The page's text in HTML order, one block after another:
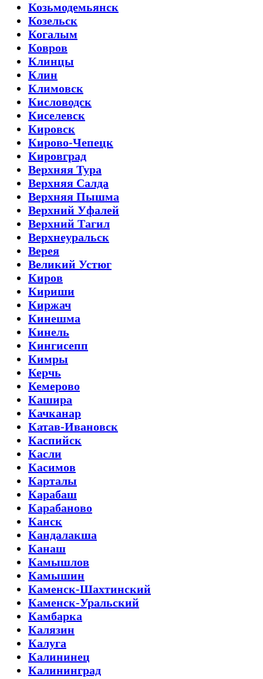
Козьмодемьянск
Козельск
Когалым
Ковров
Клинцы
Клин
Климовск
Кисловодск
Киселевск
Кировск
Кирово-Чепецк
Кировград
Верхняя Тура
Верхняя Салда
Верхняя Пышма
Верхний Уфалей
Верхний Тагил
Верхнеуральск
Верея
Великий Устюг
Киров
Кириши
Киржач
Кинешма
Кинель
Кингисепп
Кимры
Керчь
Кемерово
Кашира
Качканар
Катав-Ивановск
Каспийск
Касли
Касимов
Карталы
Карабаш
Карабаново
Канск
Кандалакша
Канаш
Камышлов
Камышин
Каменск-Шахтинский
Каменск-Уральский
Камбарка
Калязин
Калуга
Калининец
Калининград